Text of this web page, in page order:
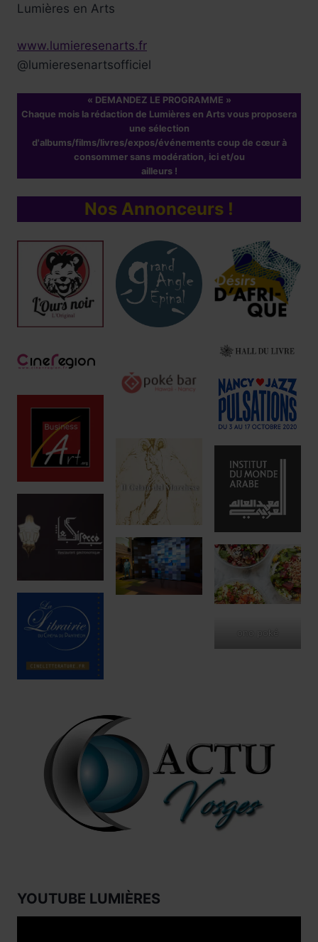
Lumières en Arts
www.lumieresenarts.fr
@lumieresenartsofficiel
« DEMANDEZ LE PROGRAMME »
Chaque mois la rédaction de Lumières en Arts vous proposera
une sélection
d'albums/films/livres/expos/événements coup de cœur à
consommer sans modération, ici et/ou
ailleurs !
Nos Annonceurs !
ono poké
YOUTUBE LUMIÈRES